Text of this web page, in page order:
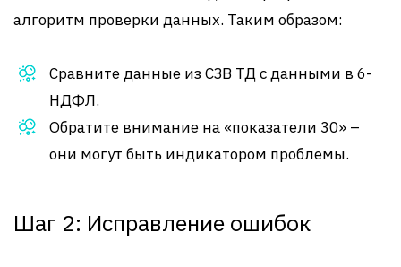
алгоритм проверки данных. Таким образом:
Сравните данные из СЗВ ТД с данными в 6-
НДФЛ.
Обратите внимание на «показатели 30» –
они могут быть индикатором проблемы.
Шаг 2: Исправление ошибок